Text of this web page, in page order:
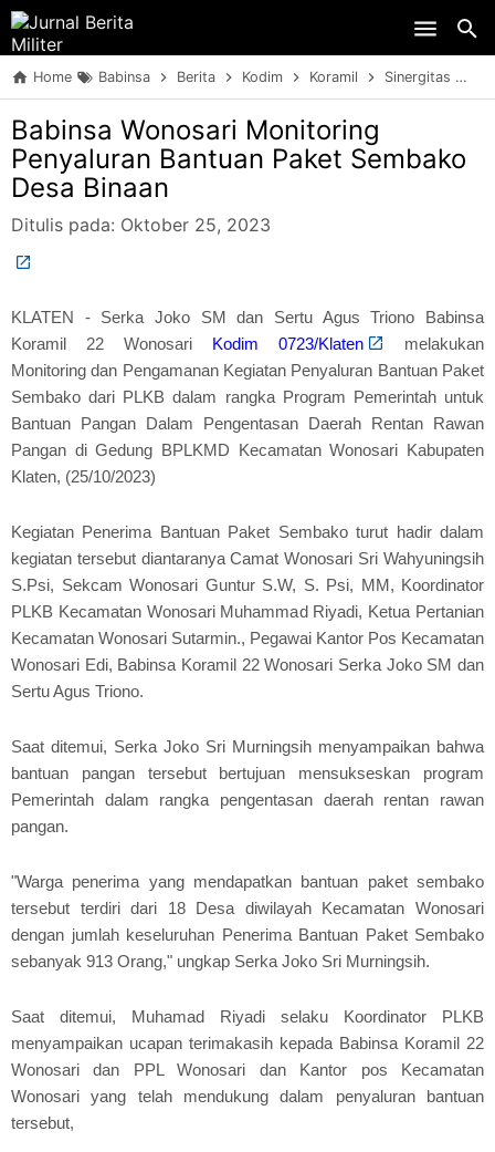
Home Babinsa Berita Kodim Koramil Sinergitas
Babinsa Wonosari Monitoring
Penyaluran Bantuan Paket Sembako
Desa Binaan
Ditulis pada: Oktober 25, 2023
KLATEN - Serka Joko SM dan Sertu Agus Triono Babinsa
Koramil 22 Wonosari
Kodim 0723/Klaten
melakukan
Monitoring dan Pengamanan Kegiatan Penyaluran Bantuan Paket
Sembako dari PLKB dalam rangka Program Pemerintah untuk
Bantuan Pangan Dalam Pengentasan Daerah Rentan Rawan
Pangan di Gedung BPLKMD Kecamatan Wonosari Kabupaten
Klaten, (25/10/2023)
Kegiatan Penerima Bantuan Paket Sembako turut hadir dalam
kegiatan tersebut diantaranya Camat Wonosari Sri Wahyuningsih
S.Psi, Sekcam Wonosari Guntur S.W, S. Psi, MM, Koordinator
PLKB Kecamatan Wonosari Muhammad Riyadi, Ketua Pertanian
Kecamatan Wonosari Sutarmin., Pegawai Kantor Pos Kecamatan
Wonosari Edi, Babinsa Koramil 22 Wonosari Serka Joko SM dan
Sertu Agus Triono.
Saat ditemui, Serka Joko Sri Murningsih menyampaikan bahwa
bantuan pangan tersebut bertujuan mensukseskan program
Pemerintah dalam rangka pengentasan daerah rentan rawan
pangan.
"Warga penerima yang mendapatkan bantuan paket sembako
tersebut terdiri dari 18 Desa diwilayah Kecamatan Wonosari
dengan jumlah keseluruhan Penerima Bantuan Paket Sembako
sebanyak 913 Orang," ungkap Serka Joko Sri Murningsih.
Saat ditemui, Muhamad Riyadi selaku Koordinator PLKB
menyampaikan ucapan terimakasih kepada Babinsa Koramil 22
Wonosari dan PPL Wonosari dan Kantor pos Kecamatan
Wonosari yang telah mendukung dalam penyaluran bantuan
tersebut,